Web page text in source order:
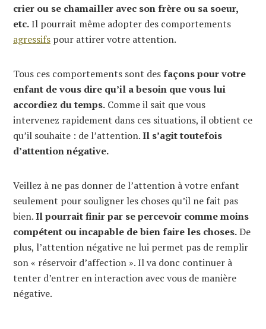
crier ou se chamailler avec son frère ou sa soeur,
etc.Il pourrait même adopter des comportements
agressifs pour attirer votre attention.
Tous ces comportements sont desfaçons pour votre
enfant de vous dire qu’il a besoin que vous lui
accordiez du temps. Comme il sait que vous
intervenez rapidement dans ces situations, il obtient ce
qu’il souhaite : de l’attention.Il s’agit toutefois
d’attention négative.
Veillez à ne pas donner de l’attention à votre enfant
seulement pour souligner les choses qu’il ne fait pas
bien.Il pourrait finir par se percevoir comme moins
compétent ou incapable de bien faire les choses.De
plus, l’attention négative ne lui permet pas de remplir
son « réservoir d’affection ». Il va donc continuer à
tenter d’entrer en interaction avec vous de manière
négative.